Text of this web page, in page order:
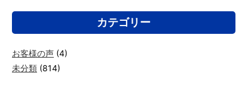
カテゴリー
お客様の声 (4)
未分類 (814)